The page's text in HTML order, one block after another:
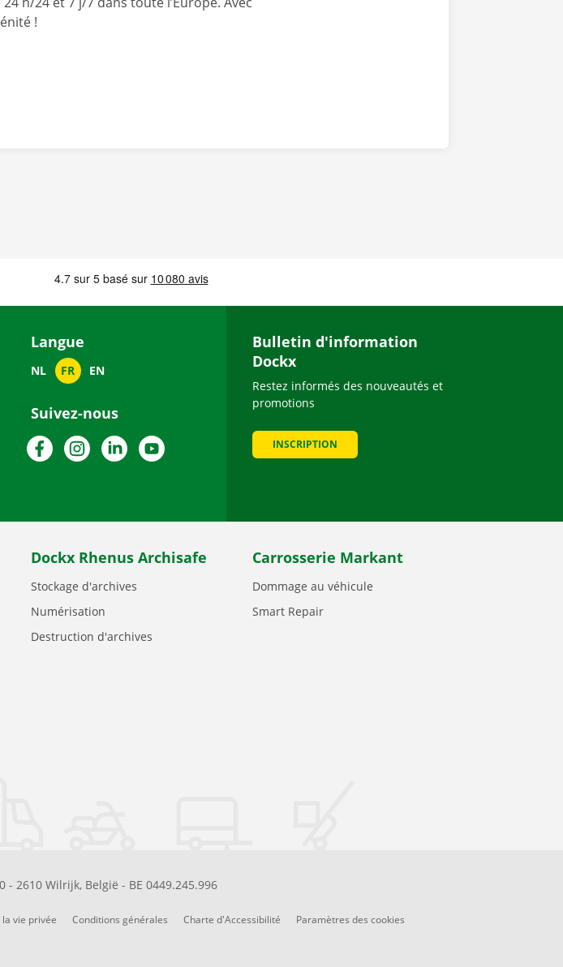
!
Langue
NL FR EN
Suivez-nous
FacebookInstagramLinkedInYouTube
Bulletin d'information
Dockx
Restez informés des nouveautés et
promotions
INSCRIPTION
Dockx Rhenus Archisafe
Stockage d'archives
Numérisation
Destruction d'archives
Carrosserie Markant
Dommage au véhicule
Smart Repair
- 2610 Wilrijk, België - BE 0449.245.996
vie privée Conditions générales Charte d'Accessibilité Paramètres des cookies